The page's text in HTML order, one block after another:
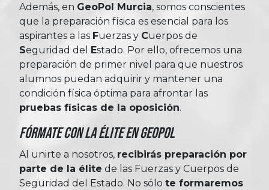
Además, en GeoPol Murcia, somos conscientes
que la preparación física es esencial para los
aspirantes a las
Fuerzas y Cuerpos de
Seguridad del Estado. Por ello, ofrecemos una
preparación de primer nivel para que nuestros
alumnos puedan adquirir y mantener una
condición física óptima para afrontar las
pruebas físicas de la oposición.
Fórmate con la élite en Geopol
Al unirte a nosotros, recibirás preparación por
parte de la élite de las Fuerzas y Cuerpos de
Seguridad del Estado. No sólo te formaremos